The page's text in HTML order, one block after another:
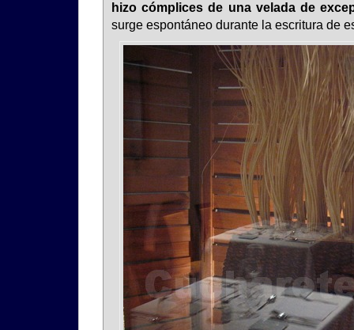
hizo cómplices de una velada de
surge espontáneo durante la escritura de